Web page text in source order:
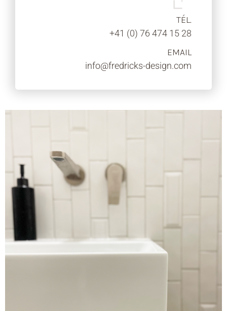
TÉL.
+41 (0) 76 474 15 28
EMAIL
info@fredricks-design.com